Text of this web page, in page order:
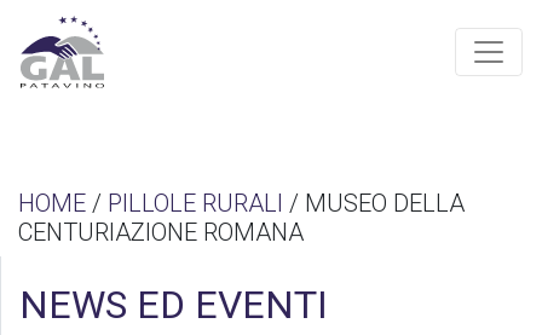
HOME / PILLOLE RURALI / MUSEO DELLA
CENTURIAZIONE ROMANA
NEWS ED EVENTI